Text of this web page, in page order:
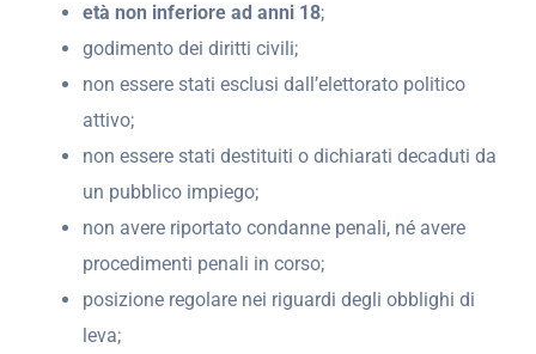
età non inferiore ad anni 18;
godimento dei diritti civili;
non essere stati esclusi dall’elettorato politico
attivo;
non essere stati destituiti o dichiarati decaduti da
un pubblico impiego;
non avere riportato condanne penali, né avere
procedimenti penali in corso;
posizione regolare nei riguardi degli obblighi di
leva;